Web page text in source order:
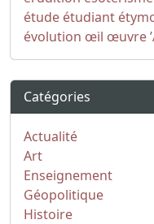
étude étudiant
évolution œil œuvre
Catégories
Actualité
Art
Enseignement
Géopolitique
Histoire